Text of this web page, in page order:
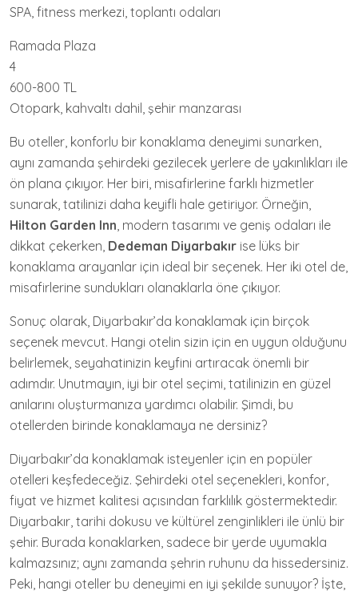
SPA, fitness merkezi, toplantı odaları
Ramada Plaza
4
600-800 TL
Otopark, kahvaltı dahil, şehir manzarası
Bu oteller, konforlu bir konaklama deneyimi sunarken,
aynı zamanda şehirdeki gezilecek yerlere de yakınlıkları ile
ön plana çıkıyor. Her biri, misafirlerine farklı hizmetler
sunarak, tatilinizi daha keyifli hale getiriyor. Örneğin,
Hilton Garden Inn, modern tasarımı ve geniş odaları ile
dikkat çekerken, Dedeman Diyarbakır ise lüks bir
konaklama arayanlar için ideal bir seçenek. Her iki otel de,
misafirlerine sundukları olanaklarla öne çıkıyor.
Sonuç olarak, Diyarbakır’da konaklamak için birçok
seçenek mevcut. Hangi otelin sizin için en uygun olduğunu
belirlemek, seyahatinizin keyfini artıracak önemli bir
adımdır. Unutmayın, iyi bir otel seçimi, tatilinizin en güzel
anılarını oluşturmanıza yardımcı olabilir. Şimdi, bu
otellerden birinde konaklamaya ne dersiniz?
Diyarbakır’da konaklamak isteyenler için en popüler
otelleri keşfedeceğiz. Şehirdeki otel seçenekleri, konfor,
fiyat ve hizmet kalitesi açısından farklılık göstermektedir.
Diyarbakır, tarihi dokusu ve kültürel zenginlikleri ile ünlü bir
şehir. Burada konaklarken, sadece bir yerde uyumakla
kalmazsınız; aynı zamanda şehrin ruhunu da hissedersiniz.
Peki, hangi oteller bu deneyimi en iyi şekilde sunuyor? İşte,